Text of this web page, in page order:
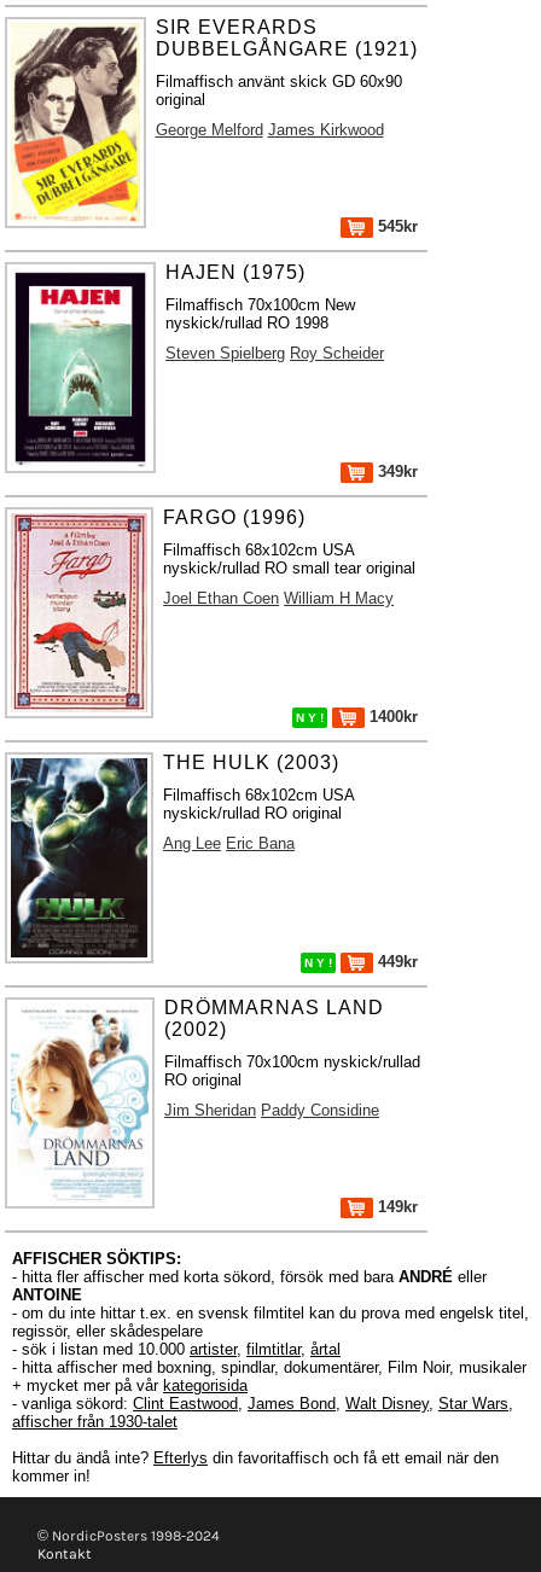
SIR EVERARDS
DUBBELGÅNGARE (1921)
Filmaffisch använt skick GD 60x90
original
George Melford James Kirkwood
545kr
HAJEN (1975)
Filmaffisch 70x100cm New
nyskick/rullad RO 1998
Steven Spielberg Roy Scheider
349kr
FARGO (1996)
Filmaffisch 68x102cm USA
nyskick/rullad RO small tear original
Joel Ethan Coen William H Macy
N Y ! 1400kr
THE HULK (2003)
Filmaffisch 68x102cm USA
nyskick/rullad RO original
Ang Lee Eric Bana
N Y ! 449kr
DRÖMMARNAS LAND
(2002)
Filmaffisch 70x100cm nyskick/rullad
RO original
Jim Sheridan Paddy Considine
149kr
AFFISCHER SÖKTIPS:
- hitta fler affischer med korta sökord, försök med bara ANDRÉ eller
ANTOINE
- om du inte hittar t.ex. en svensk filmtitel kan du prova med engelsk titel,
regissör, eller skådespelare
- sök i listan med 10.000 artister, filmtitlar, årtal
- hitta affischer med boxning, spindlar, dokumentärer, Film Noir, musikaler
+ mycket mer på vår kategorisida
- vanliga sökord: Clint Eastwood, James Bond, Walt Disney, Star Wars,
affischer från 1930-talet
Hittar du ändå inte? Efterlys din favoritaffisch och få ett email när den
kommer in!
© NordicPosters 1998-2024
Kontakt